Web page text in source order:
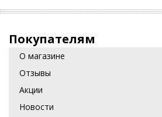
Покупателям
О магазине
Отзывы
Акции
Новости